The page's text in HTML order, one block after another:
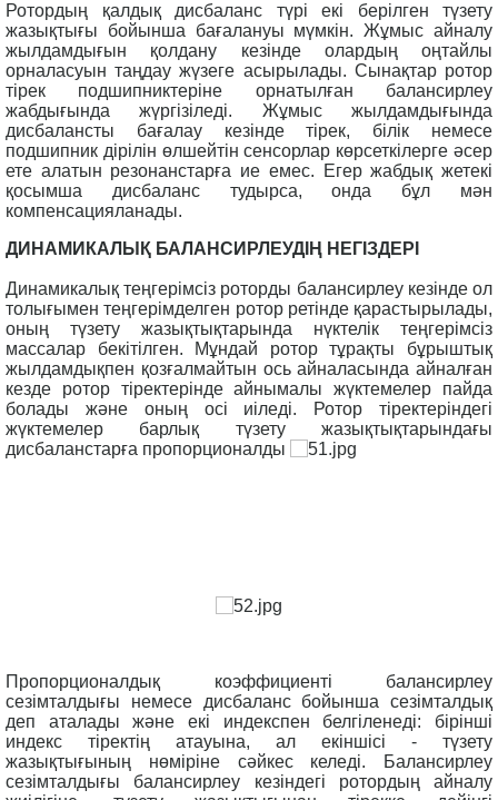
Ротордың қалдық дисбаланс түрі екі берілген түзету
жазықтығы бойынша бағалануы мүмкін. Жұмыс айналу
жылдамдығын қолдану кезінде олардың оңтайлы
орналасуын таңдау жүзеге асырылады. Сынақтар ротор
тірек подшипниктеріне орнатылған балансирлеу
жабдығында жүргізіледі. Жұмыс жылдамдығында
дисбалансты бағалау кезінде тірек, білік немесе
подшипник дірілін өлшейтін сенсорлар көрсеткілерге әсер
ете алатын резонанстарға ие емес. Егер жабдық жетекі
қосымша дисбаланс тудырса, онда бұл мән
компенсацияланады.
ДИНАМИКАЛЫҚ БАЛАНСИРЛЕУДІҢ НЕГІЗДЕРІ
Динамикалық теңгерімсіз роторды балансирлеу кезінде ол
толығымен теңгерімделген ротор ретінде қарастырылады,
оның түзету жазықтықтарында нүктелік теңгерімсіз
массалар бекітілген. Мұндай ротор тұрақты бұрыштық
жылдамдықпен қозғалмайтын ось айналасында айналған
кезде ротор тіректерінде айнымалы жүктемелер пайда
болады және оның осі иіледі. Ротор тіректеріндегі
жүктемелер барлық түзету жазықтықтарындағы
дисбаланстарға пропорционалды
Пропорционалдық коэффициенті балансирлеу
сезімталдығы немесе дисбаланс бойынша сезімталдық
деп аталады және екі индекспен белгіленеді: бірінші
индекс тіректің атауына, ал екіншісі - түзету
жазықтығының нөміріне сәйкес келеді. Балансирлеу
сезімталдығы балансирлеу кезіндегі ротордың айналу